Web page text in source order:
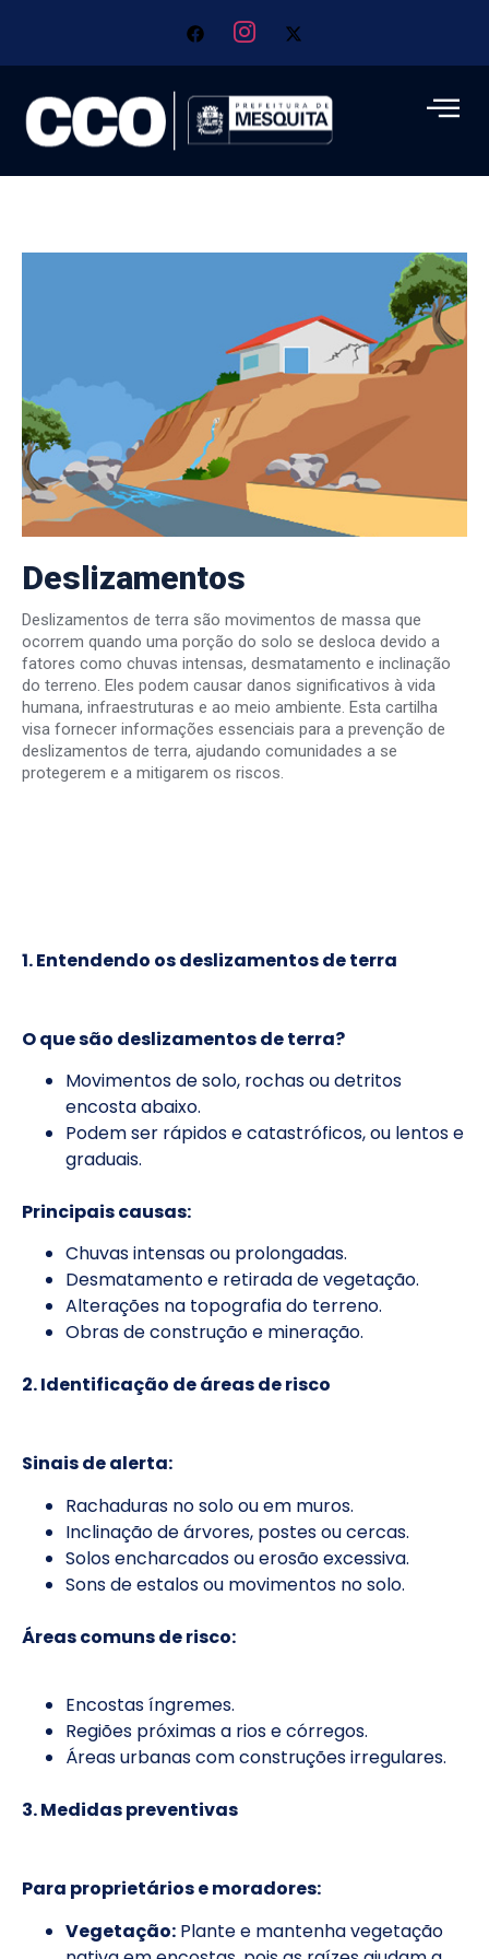
Deslizamentos
Deslizamentos de terra são movimentos de massa que
ocorrem quando uma porção do solo se desloca devido a
fatores como chuvas intensas, desmatamento e inclinação
do terreno. Eles podem causar danos significativos à vida
humana, infraestruturas e ao meio ambiente. Esta cartilha
visa fornecer informações essenciais para a prevenção de
deslizamentos de terra, ajudando comunidades a se
protegerem e a mitigarem os riscos.
1. Entendendo os deslizamentos de terra
O que são deslizamentos de terra?
Movimentos de solo, rochas ou detritos
encosta abaixo.
Podem ser rápidos e catastróficos, ou lentos e
graduais.
Principais causas:
Chuvas intensas ou prolongadas.
Desmatamento e retirada de vegetação.
Alterações na topografia do terreno.
Obras de construção e mineração.
2. Identificação de áreas de risco
Sinais de alerta:
Rachaduras no solo ou em muros.
Inclinação de árvores, postes ou cercas.
Solos encharcados ou erosão excessiva.
Sons de estalos ou movimentos no solo.
Áreas comuns de risco:
Encostas íngremes.
Regiões próximas a rios e córregos.
Áreas urbanas com construções irregulares.
3. Medidas preventivas
Para proprietários e moradores:
Vegetação: Plante e mantenha vegetação